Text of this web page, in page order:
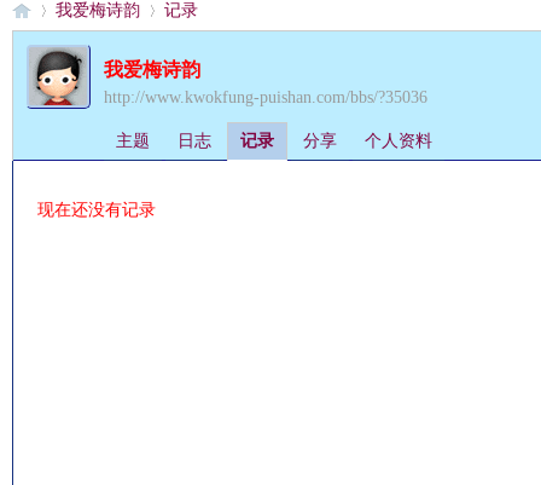
›
我爱梅诗韵 记录
我爱梅诗韵
http://www.kwokfung-puishan.com/bbs/?35036
主题 日志 记录 分享 个人资料
现在还没有记录